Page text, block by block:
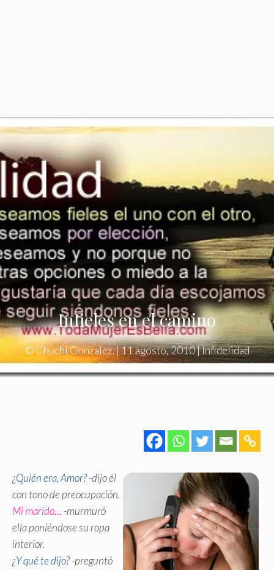
Infieles en el camino
©Chuchi Gonzalez.|11 agosto, 2010|Infidelidad
¿Quién era, Amor?-dijo él
con tono de preocupación.
Mi marido… -murmuró
ella poniéndose su ropa
interior.
¿Y qué te dijo?-preguntó